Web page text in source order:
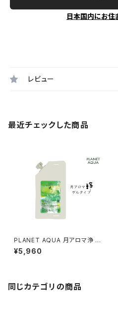
日本国内にお住
レビュー
最近チェックした商品
PLANET AQUA 月アロマ浄 ゲ
ル
¥5,960
同じカテゴリの商品